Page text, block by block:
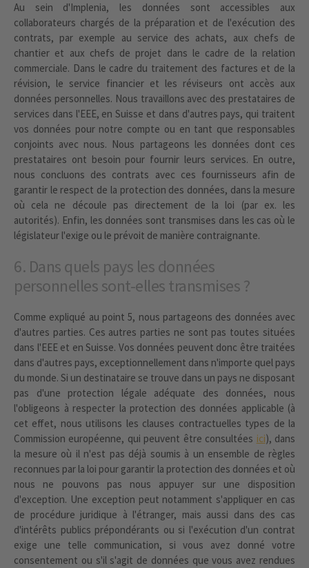
Au sein d'Implenia, les données sont accessibles aux
collaborateurs chargés de la préparation et de l'exécution des
contrats, par exemple au service des achats, aux chefs de
chantier et aux chefs de projet dans le cadre de la relation
commerciale. Dans le cadre du traitement des factures et de la
révision, le service financier et les réviseurs ont accès aux
données personnelles. Nous travaillons avec des prestataires de
services dans l'EEE, en Suisse et dans d'autres pays, qui traitent
vos données pour notre compte ou en tant que responsables
conjoints avec nous. Nous partageons les données dont ces
prestataires ont besoin pour fournir leurs services. En outre,
nous concluons des contrats avec ces fournisseurs afin de
garantir le respect de la protection des données, dans la mesure
où cela ne découle pas directement de la loi (par ex. les
autorités). Enfin, les données sont transmises dans les cas où le
législateur l'exige ou le prévoit de manière contraignante.
6. Dans quels pays les données
personnelles sont-elles transmises ?
Comme expliqué au point 5, nous partageons des données avec
d'autres parties. Ces autres parties ne sont pas toutes situées
dans l'EEE et en Suisse. Vos données peuvent donc être traitées
dans d'autres pays, exceptionnellement dans n'importe quel pays
du monde. Si un destinataire se trouve dans un pays ne disposant
pas d'une protection légale adéquate des données, nous
l'obligeons à respecter la protection des données applicable (à
cet effet, nous utilisons les clauses contractuelles types de la
Commission européenne, qui peuvent être consultées ici), dans
la mesure où il n'est pas déjà soumis à un ensemble de règles
reconnues par la loi pour garantir la protection des données et où
nous ne pouvons pas nous appuyer sur une disposition
d'exception. Une exception peut notamment s'appliquer en cas
de procédure juridique à l'étranger, mais aussi dans des cas
d'intérêts publics prépondérants ou si l'exécution d'un contrat
exige une telle communication, si vous avez donné votre
consentement ou s'il s'agit de données que vous avez rendues